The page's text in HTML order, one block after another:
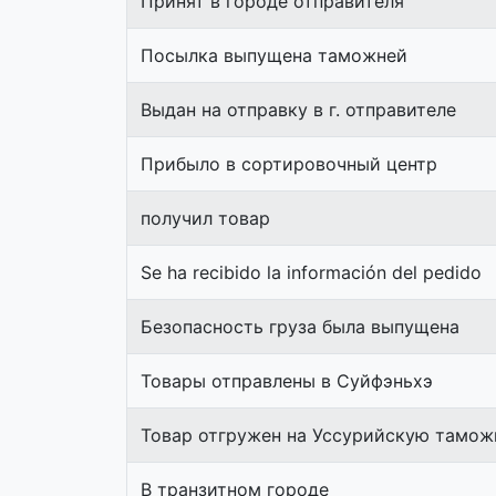
Посылка выпущена таможней
Выдан на отправку в г. отправителе
Прибыло в сортировочный центр
получил товар
Se ha recibido la información del pedido
Безопасность груза была выпущена
Товары отправлены в Суйфэньхэ
Товар отгружен на Уссурийскую
В транзитном городе